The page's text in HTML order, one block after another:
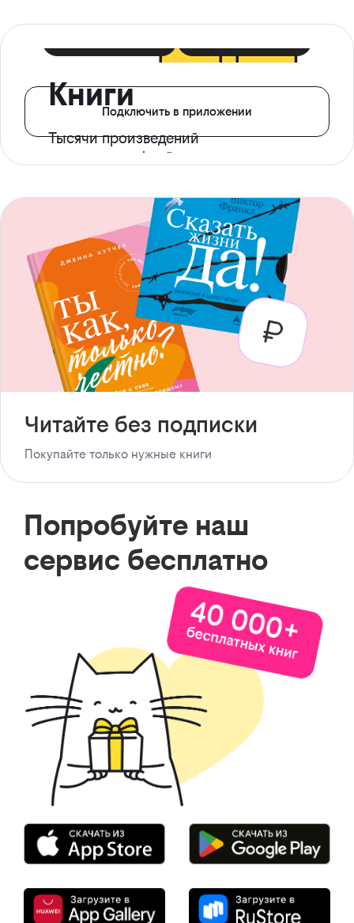
Книги
Тысячи произведений
с доступом офлайн
Подключить в приложении
Читайте без подписки
Покупайте только нужные книги
Попробуйте наш
сервис бесплатно